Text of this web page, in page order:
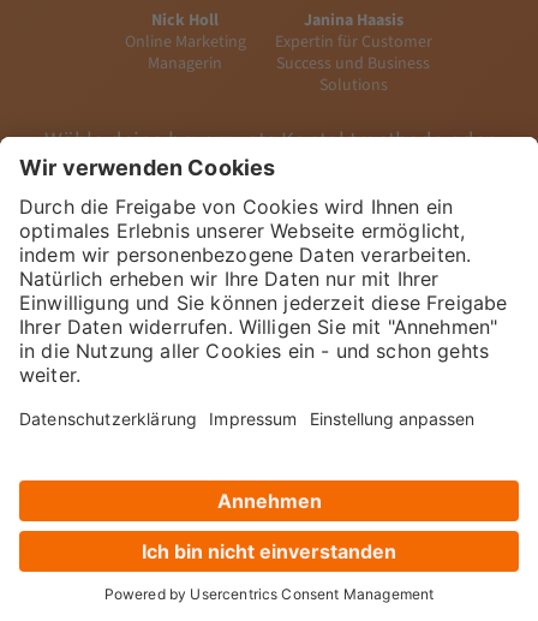
Nick Holl
Online Marketing
Managerin
Janina Haasis
Expertin für Customer
Success und Business
Solutions
Wähle deine bevorzugte Kontaktmethode oder
nutze unser Formular. Wir melden uns
schnellstmöglich bei dir.
Erreichbar montags bis freitags, 09:00 – 17:00
Uhr unter+49 89 416126990.